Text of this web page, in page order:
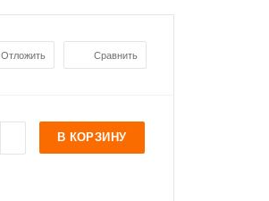
Отложить Сравнить
В КОРЗИНУ